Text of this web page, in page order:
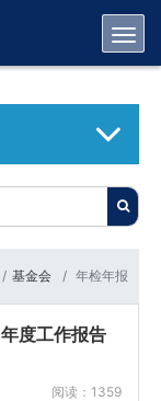
基金会 年检年报
度工作报告
阅读：1359